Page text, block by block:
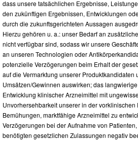
dass unsere tatsächlichen Ergebnisse,
den zukünftigen Ergebnissen, Entwicklungen
durch die zukunftsgerichteten Aussagen
Hierzu gehören u. a.: unser Bedarf an
nicht verfügbar sind, sodass wir unsere
an unseren Technologien oder
potenzielle Verzögerungen beim Erhalt der
auf die Vermarktung unserer Produktkandidaten
Umsätzen/Gewinnen auswirken; das
Entwicklung klinischer Arzneimittel mit
Unvorhersehbarkeit unserer in der vorklinischen
Bemühungen, marktfähige Arzneimittel zu
Verzögerungen bei der Aufnahme von
benötigten gesetzlichen Zulassungen negativ